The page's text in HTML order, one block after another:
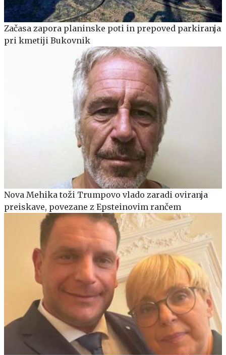
Začasa zapora planinske poti in prepoved parkiranja
pri kmetiji Bukovnik
Nova Mehika toži Trumpovo vlado zaradi oviranja
preiskave, povezane z Epsteinovim rančem